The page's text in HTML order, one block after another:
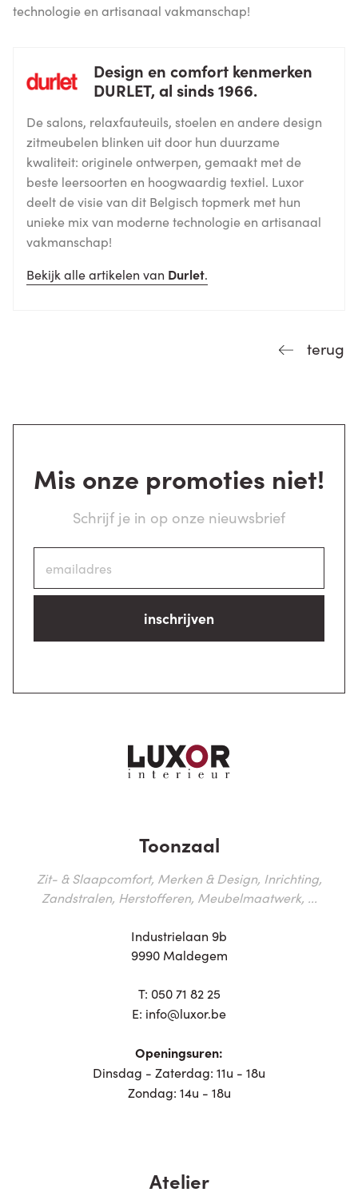
technologie en artisanaal vakmanschap!
Design en comfort kenmerken
DURLET, al sinds 1966.
De salons, relaxfauteuils, stoelen en andere design
zitmeubelen blinken uit door hun duurzame
kwaliteit: originele ontwerpen, gemaakt met de
beste leersoorten en hoogwaardig textiel. Luxor
deelt de visie van dit Belgisch topmerk met hun
unieke mix van moderne technologie en artisanaal
vakmanschap!
Bekijk alle artikelen van Durlet.
terug
Mis onze promoties niet!
Schrijf je in op onze nieuwsbrief
inschrijven
Toonzaal
Zit- & Slaapcomfort, Merken & Design, Inrichting,
Zandstralen, Herstofferen, Meubelmaatwerk, ...
Industrielaan 9b
9990 Maldegem
T: 050 71 82 25
E: info@luxor.be
Openingsuren:
Dinsdag - Zaterdag: 11u - 18u
Zondag: 14u - 18u
Atelier